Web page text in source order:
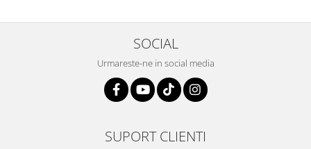
SOCIAL
Urmareste-ne in social media
SUPORT CLIENTI